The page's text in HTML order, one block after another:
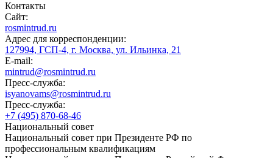
Контакты
Сайт:
rosmintrud.ru
Адрес для корреспонденции:
127994, ГСП-4, г. Москва, ул. Ильинка, 21
E-mail:
mintrud@rosmintrud.ru
Пресс-служба:
isyanovams@rosmintrud.ru
Пресс-служба:
+7 (495) 870-68-46
Национальный совет
Национальный совет при Президенте РФ по
профессиональным квалификациям